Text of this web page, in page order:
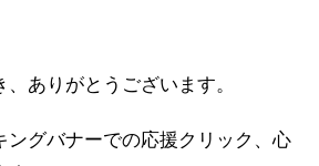
ありがとうございます。
ングバナーでの応援クリック、心